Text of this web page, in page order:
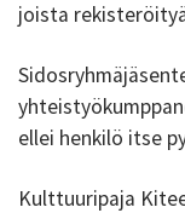
joista
ellei henkilö itse
Kulttuuripaja